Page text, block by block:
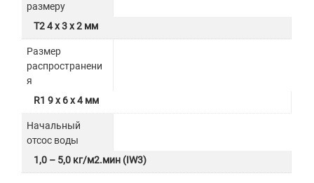
размеру
T2 4 x 3 x 2 мм
Размер
распространени
я
R1 9 x 6 x 4 мм
Начальный
отсос воды
1,0 – 5,0 кг/м2.мин (IW3)